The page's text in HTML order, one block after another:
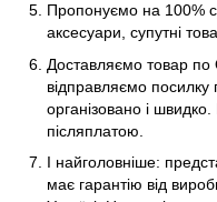
Пропонуємо на 100%
аксесуари, супутні
Доставляємо товар по
відправляємо
організовано і
післяплатою.
І найголовніше:
має гарантію від